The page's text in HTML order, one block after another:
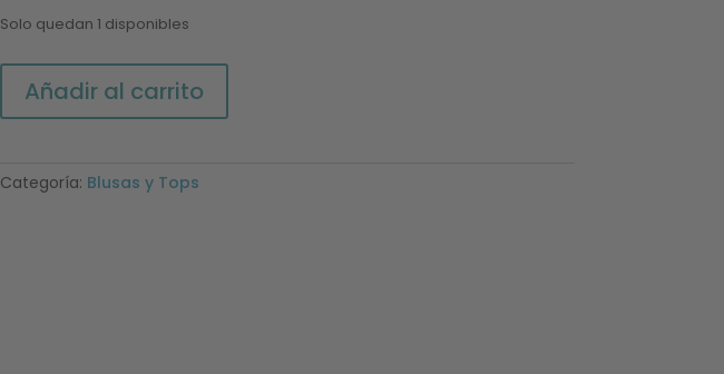
Solo quedan 1 disponibles
crudo
cantidad
Añadir al carrito
Categoría: Blusas y Tops